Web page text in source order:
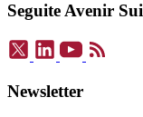
Seguite Avenir
Newsletter